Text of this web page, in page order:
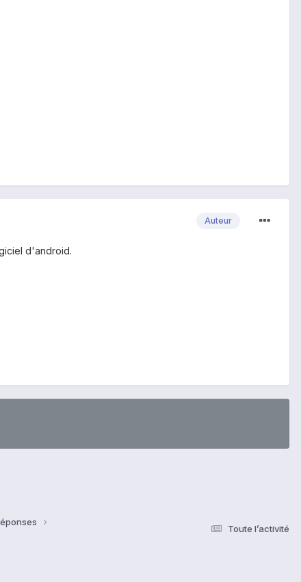
Auteur
d'android.
Toute l’activité